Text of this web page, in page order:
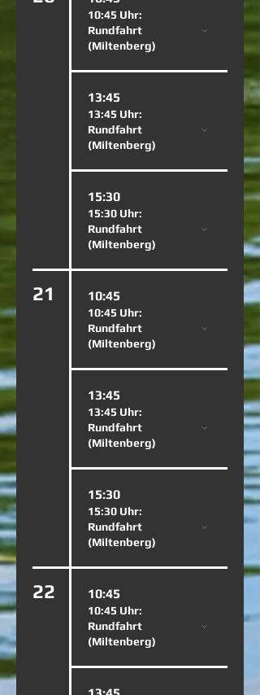
10:45 Uhr:
Rundfahrt
(Miltenberg)
13:45
13:45 Uhr:
Rundfahrt
(Miltenberg)
15:30
15:30 Uhr:
Rundfahrt
(Miltenberg)
21 10:45
10:45 Uhr:
Rundfahrt
(Miltenberg)
13:45
13:45 Uhr:
Rundfahrt
(Miltenberg)
15:30
15:30 Uhr:
Rundfahrt
(Miltenberg)
22 10:45
10:45 Uhr:
Rundfahrt
(Miltenberg)